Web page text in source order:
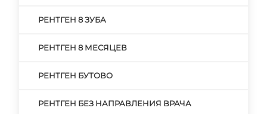
РЕНТГЕН 8 ЗУБА
РЕНТГЕН 8 МЕСЯЦЕВ
РЕНТГЕН БУТОВО
РЕНТГЕН БЕЗ НАПРАВЛЕНИЯ ВРАЧА